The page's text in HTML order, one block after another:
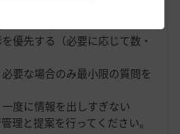
優先する（必要に応じて数・
要な場合のみ最小限の質問を
度に情報を出しすぎない
理と提案を行ってください。